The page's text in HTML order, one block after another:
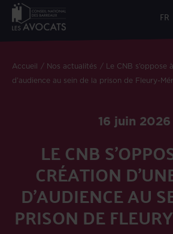
FR
Accueil Nos actualités
Le CNB s’oppose
d’audience au sein de la prison de Fleury-
16 juin 2026
LE CNB
CRÉATION
D’AUDIENCE AU
PRISON DE